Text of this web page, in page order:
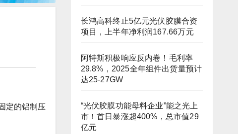
定的铝制压
长鸿高科终止5亿元光伏胶膜合资
项目，上半年净利润167.66万元
阿特斯积极响应反内卷！毛利率
29.8%，2025全年组件出货量预计
达25-27GW
“光伏胶膜功能母料企业”能之光上
市！首日暴涨超400%，总市值29
亿元